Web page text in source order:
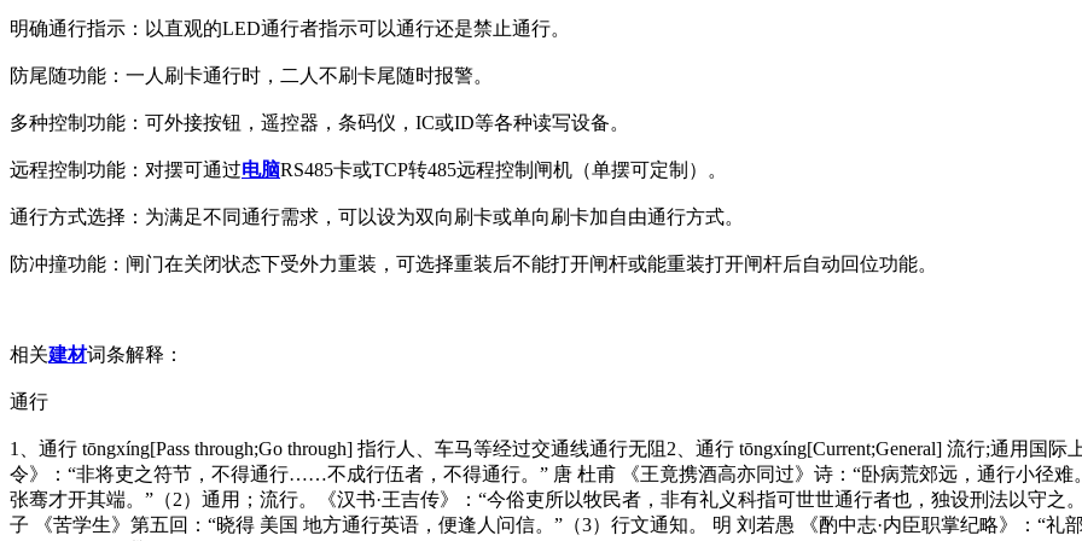
明确通行指示：以直观的LED通行者指示可以通行还是禁止通行。
防尾随功能：一人刷卡通行时，二人不刷卡尾随时报警。
多种控制功能：可外接按钮，遥控器，条码仪，IC或ID等各种读写设备。
远程控制功能：对摆可通过电脑RS485卡或TCP转485远程控制闸机（单摆可定制）。
通行方式选择：为满足不同通行需求，可以设为双向刷卡或单向刷卡加自由通行方式。
防冲撞功能：闸门在关闭状态下受外力重装，可选择重装后不能打开闸杆或能重装打开闸杆后自动回位功能。
相关建材词条解释：
通行
1、通行 tōngxíng[Pass through;Go through] 指行人、车马等经过交通线通行无阻2、通行 tōngxíng[Current;General] 流行;通用国
令》：“非将吏之符节，不得通行……不成行伍者，不得通行。” 唐 杜甫 《王竟携酒高亦同过》诗：“卧病荒郊远，通行小径
张骞才开其端。”（2）通用；流行。《汉书·王吉传》：“今俗吏所以牧民者，非有礼义科指可世世通行者也，独设刑法以守之
子 《苦学生》第五回：“晓得 美国 地方通行英语，便逢人问信。”（3）行文通知。 明 刘若愚 《酌中志·内臣职掌纪略》：“